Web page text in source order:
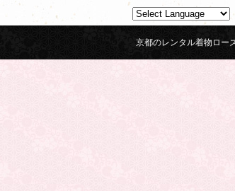
京都のレンタル着物ロー